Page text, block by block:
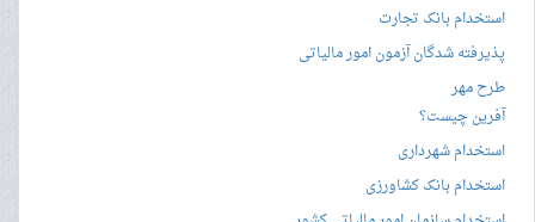
استخدام بانک تجارت
پذیرفته شدگان آزمون امور مالیاتی
طرح مهر
آفرین چیست؟
استخدام شهرداری
استخدام بانک کشاورزی